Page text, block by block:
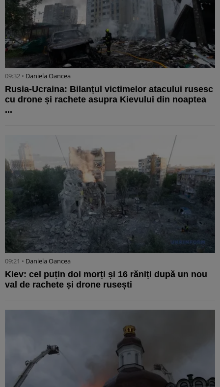
09:32 • Daniela Oancea
Rusia-Ucraina: Bilanțul victimelor atacului rusesc
cu drone și rachete asupra Kievului din noaptea
...
09:21 • Daniela Oancea
Kiev: cel puțin doi morți și 16 răniți după un nou
val de rachete și drone rusești